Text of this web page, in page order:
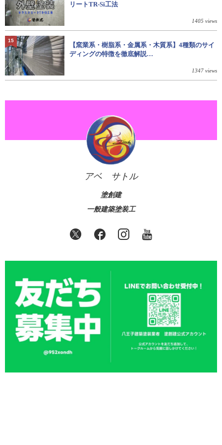
リートTR-Si工法
1405 views
【窯業系・樹脂系・金属系・木質系】4種類のサイ
ディングの特徴を徹底解説…
1347 views
15
アベ サトル
塗創建
一般建築塗装工